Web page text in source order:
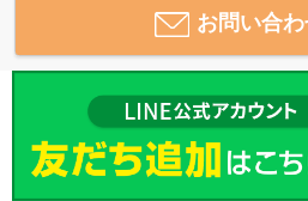
お問い合